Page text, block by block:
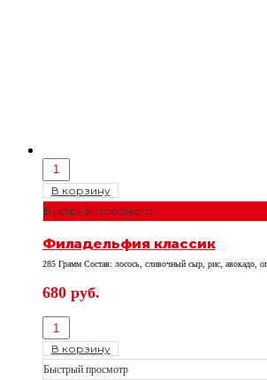
В корзину
Быстрый просмотр
Филадельфия классик
285 Грамм Состав: лосось, сливочный сыр, рис, авокадо,
680 руб.
В корзину
Быстрый просмотр